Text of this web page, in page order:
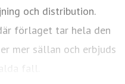
och distribution.
förlaget tar hela den
mer sällan och erbjuds
fall.